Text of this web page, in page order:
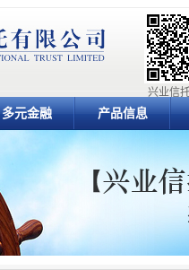
兴业信
多元金融 产品信息